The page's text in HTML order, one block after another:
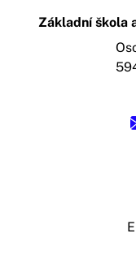
Základní škola